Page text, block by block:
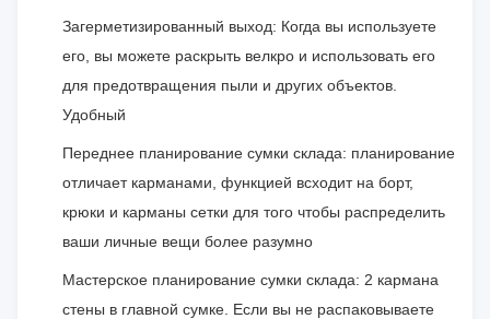
Загерметизированный выход: Когда вы используете
его, вы можете раскрыть велкро и использовать его
для предотвращения пыли и других объектов.
Удобный
Переднее планирование сумки склада: планирование
отличает карманами, функцией всходит на борт,
крюки и карманы сетки для того чтобы распределить
ваши личные вещи более разумно
Мастерское планирование сумки склада: 2 кармана
стены в главной сумке. Если вы не распаковываете